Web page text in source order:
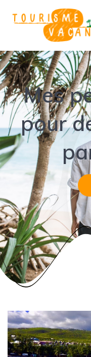
Mes
pour